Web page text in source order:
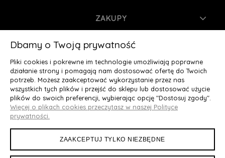
ZAKUPY
INFORMACJE
MOJE KONTO
O NAS
Deluxury.pl
Dbamy o Twoją prywatność
Pliki cookies i pokrewne im technologie umożliwiają poprawne
działanie strony i pomagają nam dostosować ofertę do Twoich
potrzeb. Możesz zaakceptować wykorzystanie przez nas
wszystkich tych plików i przejść do sklepu lub dostosować użycie
plików do swoich preferencji, wybierając opcję "Dostosuj zgody".
Więcej o plikach cookies przeczytasz w naszej Polityce
prywatności.
ZAAKCEPTUJ TYLKO NIEZBĘDNE